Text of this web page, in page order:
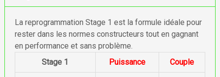
La reprogrammation Stage 1 est la formule idéale pour
rester dans les normes constructeurs tout en gagnant
en performance et sans problème.
Stage 1
Puissance Couple